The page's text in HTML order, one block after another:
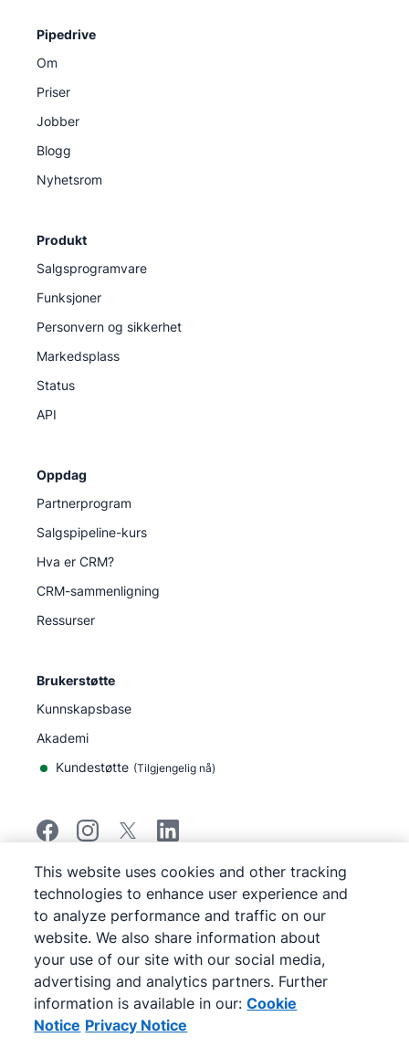
Pipedrive
Om
Priser
Jobber
Blogg
Nyhetsrom
Produkt
Salgsprogramvare
Funksjoner
Personvern og sikkerhet
Markedsplass
Status
API
Oppdag
Partnerprogram
Salgspipeline-kurs
Hva er CRM?
CRM-sammenligning
Ressurser
Brukerstøtte
Kunnskapsbase
Akademi
Kundestøtte (Tilgjengelig nå)
©2026Pipedrive
Pipedrive
Vilkår for bruk
Pipedrive
Personvernerklæring
Kart over nettstedet
Varsel om informasjonskapsler
Cookie Preferences
Pipedrive er en nettbasert CRM-salgsprogramvare.
This website uses cookies and other tracking
technologies to enhance user experience and
to analyze performance and traffic on our
website. We also share information about
your use of our site with our social media,
advertising and analytics partners. Further
information is available in our: Cookie
Notice Privacy Notice